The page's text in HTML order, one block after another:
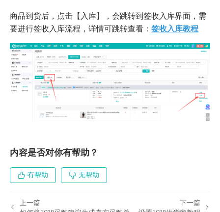
商品到货后，点击【入库】，会跳转到签收入库界面，需
要进行签收入库流程，详情可跳转查看： 签收入库教程
内容是否对你有帮助？
有帮助 无帮助
上一篇
下一篇